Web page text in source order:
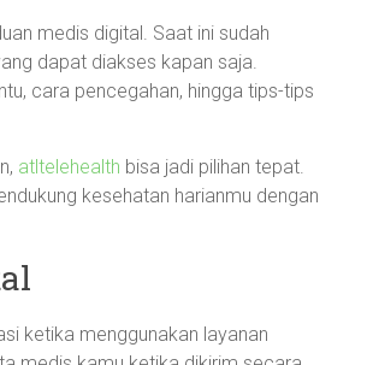
medis digital. Saat ini sudah
dapat diakses kapan saja.
cara pencegahan, hingga tips-tips
atltelehealth bisa jadi pilihan tepat.
kesehatan harianmu dengan
ketika menggunakan layanan